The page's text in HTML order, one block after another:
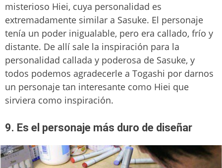
misterioso Hiei, cuya personalidad es
extremadamente similar a Sasuke. El personaje
tenía un poder inigualable, pero era callado, frío y
distante. De allí sale la inspiración para la
personalidad callada y poderosa de Sasuke, y
todos podemos agradecerle a Togashi por darnos
un personaje tan interesante como Hiei que
sirviera como inspiración.
9. Es el personaje más duro de diseñar